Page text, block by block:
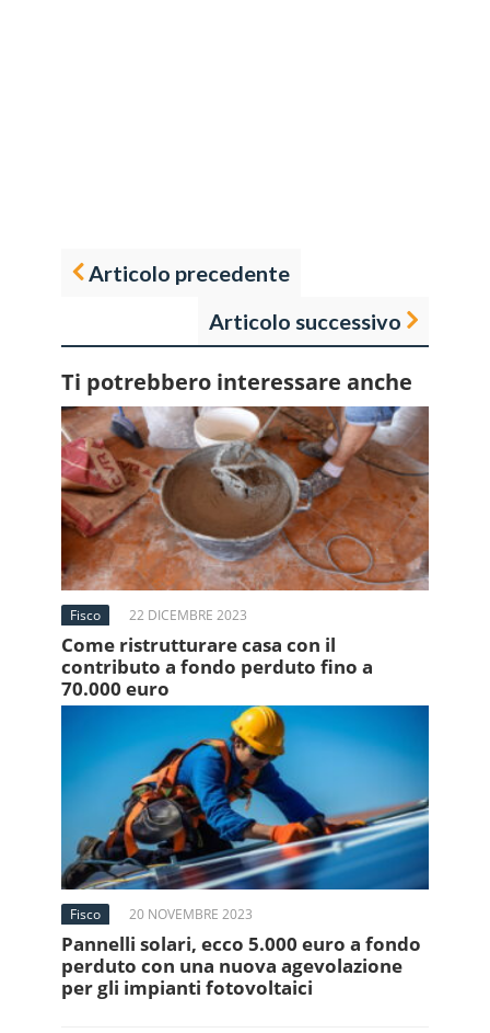
Articolo precedente
Articolo successivo
Ti potrebbero interessare anche
Fisco 22 DICEMBRE 2023
Come ristrutturare casa con il
contributo a fondo perduto fino a
70.000 euro
Fisco 20 NOVEMBRE 2023
Pannelli solari, ecco 5.000 euro a fondo
perduto con una nuova agevolazione
per gli impianti fotovoltaici